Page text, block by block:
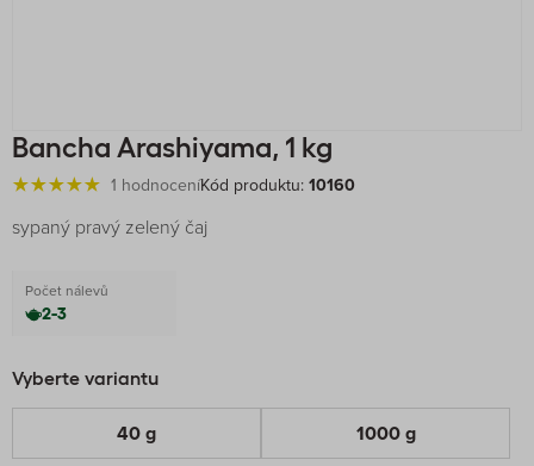
Bancha Arashiyama, 1 kg
1 hodnoceníKód produktu: 10160
sypaný pravý zelený čaj
Počet nálevů
2-3
Vyberte variantu
40 g 1000 g